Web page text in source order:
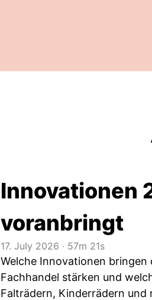
Innovationen
voranbringt
17. July 2026 ‧ 57m 21s
Welche Innovationen
Fachhandel stärken und
Falträdern, Kinderrädern und